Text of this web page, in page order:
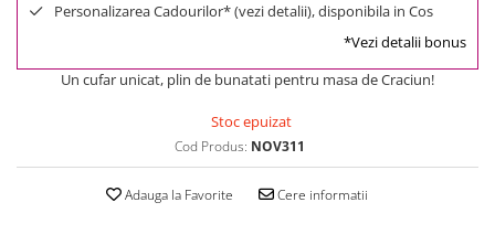
Personalizarea Cadourilor* (vezi detalii), disponibila in Cos
*Vezi detalii bonus
Un cufar unicat, plin de bunatati pentru masa de Craciun!
Stoc epuizat
Cod Produs: NOV311
Adauga la Favorite Cere informatii